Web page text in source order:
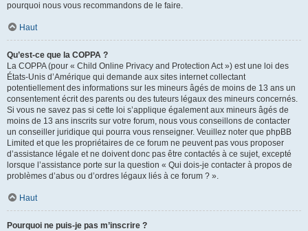
pourquoi nous vous recommandons de le faire.
Haut
Qu’est-ce que la COPPA ?
La COPPA (pour « Child Online Privacy and Protection Act ») est une loi des
États-Unis d’Amérique qui demande aux sites internet collectant
potentiellement des informations sur les mineurs âgés de moins de 13 ans un
consentement écrit des parents ou des tuteurs légaux des mineurs concernés.
Si vous ne savez pas si cette loi s’applique également aux mineurs âgés de
moins de 13 ans inscrits sur votre forum, nous vous conseillons de contacter
un conseiller juridique qui pourra vous renseigner. Veuillez noter que phpBB
Limited et que les propriétaires de ce forum ne peuvent pas vous proposer
d’assistance légale et ne doivent donc pas être contactés à ce sujet, excepté
lorsque l’assistance porte sur la question « Qui dois-je contacter à propos de
problèmes d’abus ou d’ordres légaux liés à ce forum ? ».
Haut
Pourquoi ne puis-je pas m’inscrire ?